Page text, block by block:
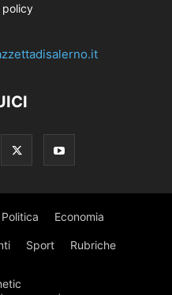
policy
Politica Economia
Sport Rubriche